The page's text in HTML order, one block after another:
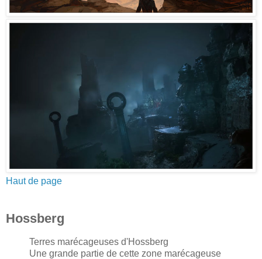
Haut de page
Hossberg
Terres marécageuses d'Hossberg
Une grande partie de cette zone marécageuse